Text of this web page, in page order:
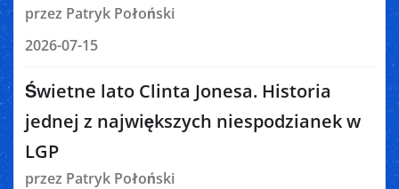
przez Patryk Połoński
2026-07-15
Świetne lato Clinta Jonesa. Historia
jednej z największych niespodzianek w
LGP
przez Patryk Połoński